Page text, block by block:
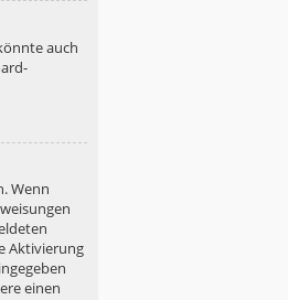
auch
Wenn
Aktivierung
einen